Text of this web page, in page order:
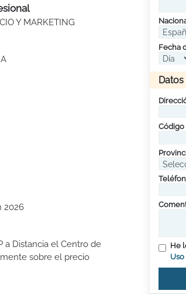
Y MARKETING
2026
a Distancia el Centro de
sobre el precio
Fecha
Código
He
Uso